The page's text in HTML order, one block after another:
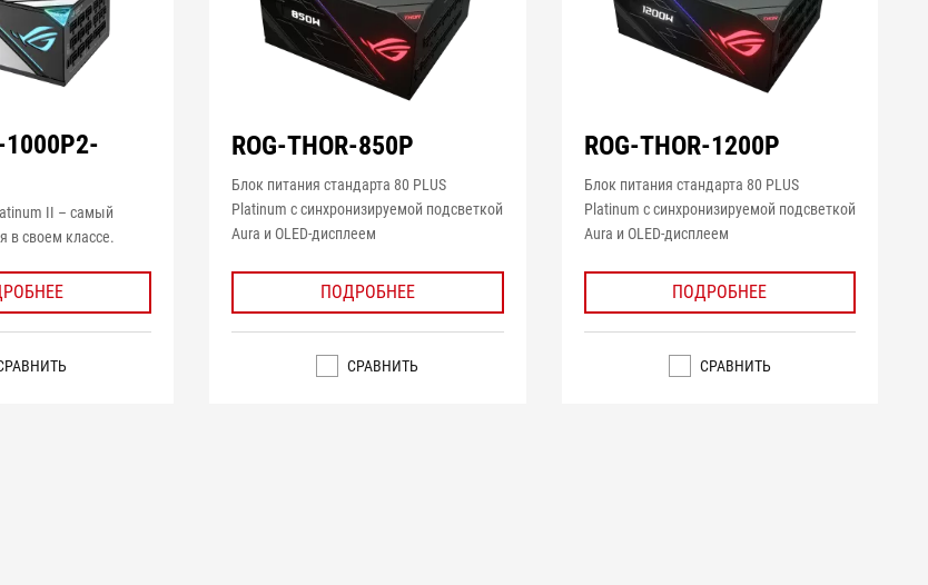
1000P2-
II – самый
в своем классе.
ROG-THOR-850P
Блок питания стандарта 80 PLUS
Platinum с синхронизируемой подсветкой
Aura и OLED-дисплеем
ПОДРОБНЕЕ
СРАВНИТЬ
ROG-THOR-1200P
Блок питания стандарта 80 PLUS
Platinum с синхронизируемой подсветкой
Aura и OLED-дисплеем
ПОДРОБНЕЕ
СРАВНИТЬ